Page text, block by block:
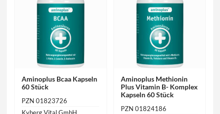
Aminoplus Bcaa Kapseln
60 Stück
PZN 01823726
Aminoplus Methionin
Plus Vitamin B- Komplex
Kapseln 60 Stück
PZN 01824186